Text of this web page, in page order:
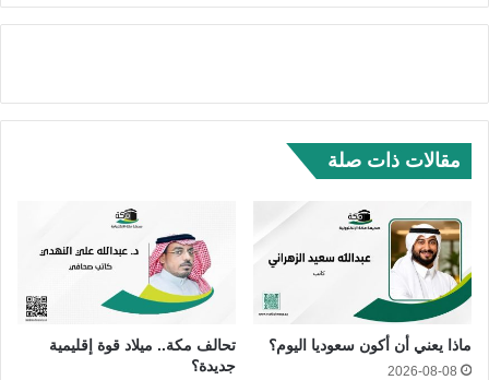
مقالات ذات صلة
ماذا يعني أن أكون سعوديا اليوم؟
2026-08-08
تحالف مكة.. ميلاد قوة إقليمية
جديدة؟